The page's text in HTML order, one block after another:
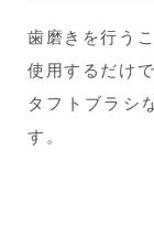
歯磨きを行う
使用するだけ
タフトブラシ
す。